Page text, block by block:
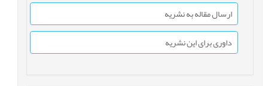
ارسال مقاله به نشریه
داوری برای این نشریه